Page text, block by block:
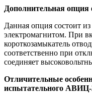
Дополнительная опция
Данная опция состоит
электромагнитом. При
короткозамыкатель
соответственно при
соединяет
Отличительные
испытательного АВИЦ-